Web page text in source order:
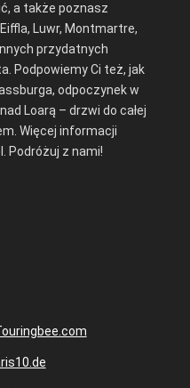
a także poznasz
Luwr, Montmartre,
przydatnych
Podpowiemy Ci też, jak
odpoczynek w
Loarą – drzwi do całej
Więcej informacji
Podróżuj z nami!